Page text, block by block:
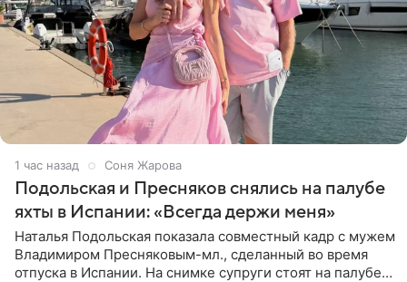
1 час назад Соня Жарова
Подольская и Пресняков снялись на палубе
яхты в Испании: «Всегда держи меня»
Наталья Подольская показала совместный кадр с мужем
Владимиром Пресняковым-мл., сделанный во время
отпуска в Испании. На снимке супруги стоят на палубе